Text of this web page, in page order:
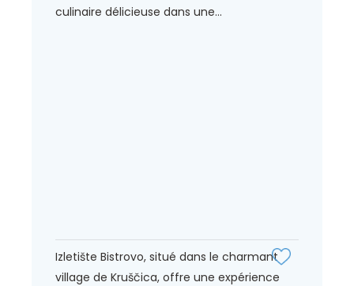
culinaire délicieuse dans une...
Izletište Bistrovo, situé dans le charmant
village de Kruščica, offre une expérience